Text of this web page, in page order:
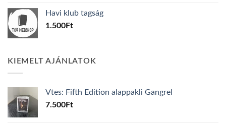
600Ft.100Ft.
Havi klub tagság
1.500Ft
KIEMELT AJÁNLATOK
Vtes: Fifth Edition alappakli Gangrel
7.500Ft